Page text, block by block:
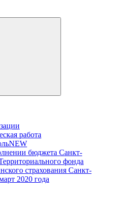
работа
бюджета Санкт-
фонда
страхования Санкт-
2020 года